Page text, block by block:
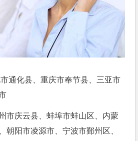
通化县、重庆市奉节县、三亚市
市庆云县、蚌埠市蚌山区、内蒙
朝阳市凌源市、宁波市鄞州区、